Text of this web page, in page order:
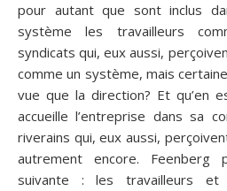
pour autant que sont inclus
système les travailleurs
syndicats qui, eux aussi,
comme un système, mais
vue que la direction? Et qu’en
accueille l’entreprise dans sa
riverains qui, eux aussi,
autrement encore. Feenberg
suivante : les travailleurs